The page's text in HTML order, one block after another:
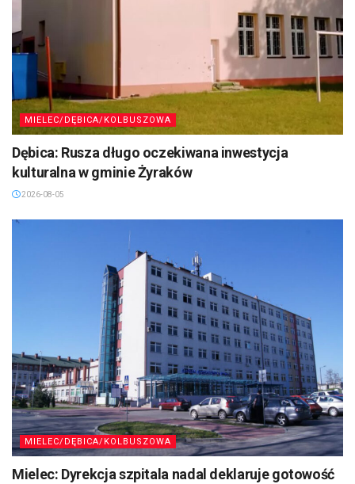
MIELEC/DĘBICA/KOLBUSZOWA
Dębica: Rusza długo oczekiwana inwestycja
kulturalna w gminie Żyraków
2026-08-05
MIELEC/DĘBICA/KOLBUSZOWA
Mielec: Dyrekcja szpitala nadal deklaruje gotowość